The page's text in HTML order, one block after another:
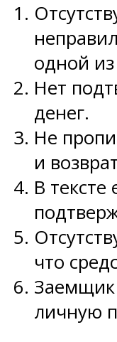
одной
Нет
денег.
Не
и
В тексте
что
Заемщик
личную